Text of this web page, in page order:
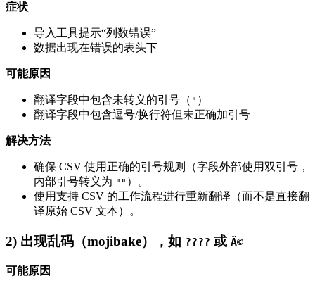
症状
导入工具提示“列数错误”
数据出现在错误的表头下
可能原因
翻译字段中包含未转义的引号（ " ）
翻译字段中包含逗号/换行符但未正确加引号
解决方法
确保 CSV 使用正确的引号规则（字段外部使用双引号，
内部引号转义为 "" ）。
使用支持 CSV 的工作流程进行重新翻译（而不是直接翻
译原始 CSV 文本）。
2) 出现乱码（mojibake），如 ???? 或 Ã©
可能原因